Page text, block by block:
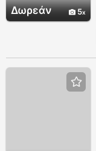
Δωρεάν 5